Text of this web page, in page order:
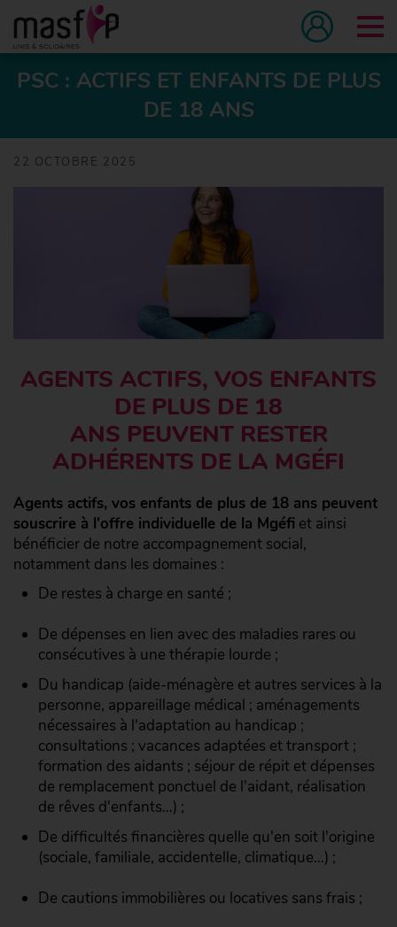
PSC : ACTIFS ET ENFANTS DE PLUS
DE 18 ANS
22 OCTOBRE 2025
AGENTS ACTIFS, VOS ENFANTS
DE PLUS DE 18
ANS PEUVENT RESTER
ADHÉRENTS DE LA MGÉFI
Agents actifs, vos enfants de plus de 18 ans peuvent
souscrire à l'offre individuelle de la Mgéfi et ainsi
bénéficier de notre accompagnement social,
notamment dans les domaines :
De restes à charge en santé ;
De dépenses en lien avec des maladies rares ou
consécutives à une thérapie lourde ;
Du handicap (aide-ménagère et autres services à la
personne, appareillage médical ; aménagements
nécessaires à l'adaptation au handicap ;
consultations ; vacances adaptées et transport ;
formation des aidants ; séjour de répit et dépenses
de remplacement ponctuel de l'aidant, réalisation
de rêves d'enfants…) ;
De difficultés financières quelle qu'en soit l'origine
(sociale, familiale, accidentelle, climatique…) ;
De cautions immobilières ou locatives sans frais ;